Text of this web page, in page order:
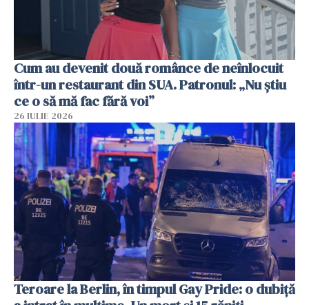
Cum au devenit două românce de neînlocuit
într-un restaurant din SUA. Patronul: „Nu știu
ce o să mă fac fără voi”
26 IULIE 2026
Teroare la Berlin, în timpul Gay Pride: o dubiță